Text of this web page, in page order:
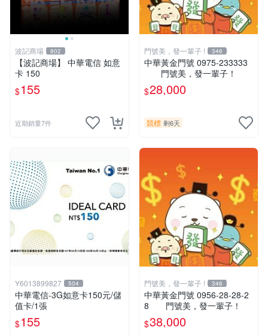
波記商場 802
【波記商場】 中華電信 如意
卡 150
$155
近期銷量7件
門號美，發一輩子 ! 346
中華黃金門號 0975-233333
門號美，發一輩子！
$28,000
競標 剩6天
Y6013899827 504
中華電信-3G如意卡150元/儲
值卡/1張
$155
門號美，發一輩子 ! 346
中華黃金門號 0956-28-28-2
8 門號美，發一輩子！
$38,000